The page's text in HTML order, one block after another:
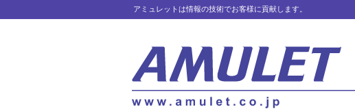
アミュレットは情報の技術でお客様に貢献します。